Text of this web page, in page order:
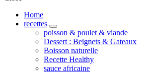
Home
recettes
expand
child
menu
poisson & poulet & viande
Dessert : Beignets & Gateaux
Boisson naturelle
Recette Healthy
sauce africaine